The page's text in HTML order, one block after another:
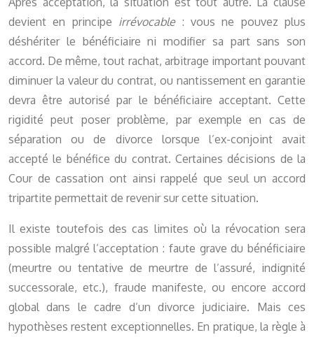
devient en principe irrévocable: vous ne pouvez plus
déshériter le bénéficiaire ni modifier sa part sans son
accord. De même, tout rachat, arbitrage important pouvant
diminuer la valeur du contrat, ou nantissement en garantie
devra être autorisé par le bénéficiaire acceptant. Cette
rigidité peut poser problème, par exemple en cas de
séparation ou de divorce lorsque l’ex-conjoint avait
accepté le bénéfice du contrat. Certaines décisions de la
Cour de cassation ont ainsi rappelé que seul un accord
tripartite permettait de revenir sur cette situation.
Il existe toutefois des cas limites où la révocation sera
possible malgré l’acceptation : faute grave du bénéficiaire
(meurtre ou tentative de meurtre de l’assuré, indignité
successorale, etc.), fraude manifeste, ou encore accord
global dans le cadre d’un divorce judiciaire. Mais ces
hypothèses restent exceptionnelles. En pratique, la règle à